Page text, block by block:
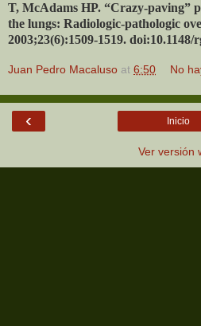
T, McAdams HP. “Crazy-paving”
the lungs: Radiologic-pathologic
2003;23(6):1509-1519. doi:10.1148/
Juan Pedro Macaluso at 6:50 No
‹ Inicio
Ver versión